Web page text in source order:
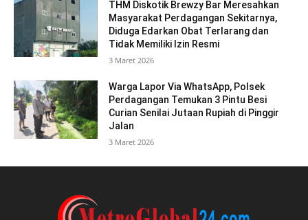
THM Diskotik Brewzy Bar Meresahkan
Masyarakat Perdagangan Sekitarnya,
Diduga Edarkan Obat Terlarang dan
Tidak Memiliki Izin Resmi
3 Maret 2026
Warga Lapor Via WhatsApp, Polsek
Perdagangan Temukan 3 Pintu Besi
Curian Senilai Jutaan Rupiah di Pinggir
Jalan
3 Maret 2026